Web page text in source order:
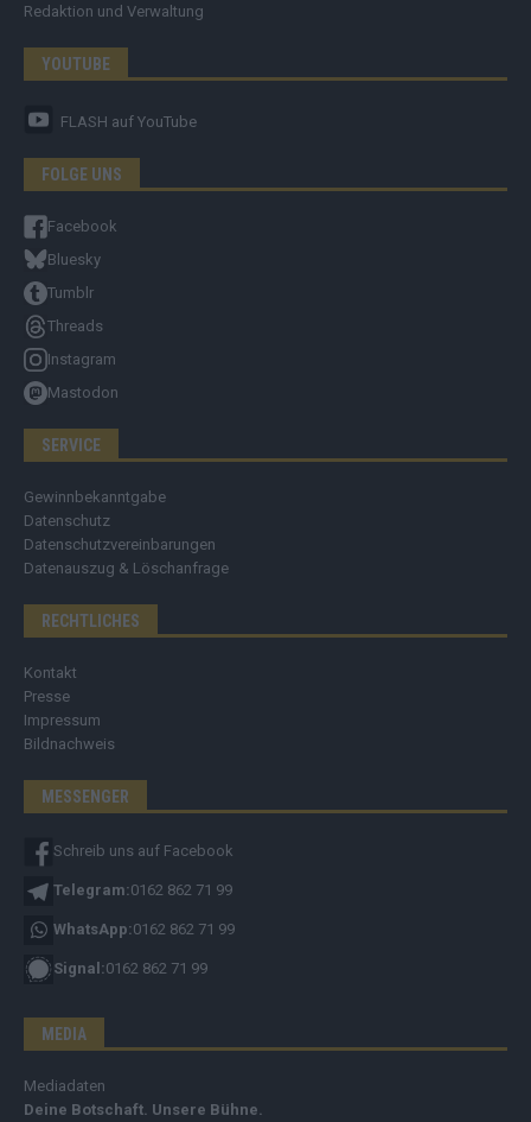
Redaktion und Verwaltung
YOUTUBE
FLASH auf YouTube
FOLGE UNS
Facebook
Bluesky
Tumblr
Threads
Instagram
Mastodon
SERVICE
Gewinnbekanntgabe
Datenschutz
Datenschutzvereinbarungen
Datenauszug & Löschanfrage
RECHTLICHES
Kontakt
Presse
Impressum
Bildnachweis
MESSENGER
Schreib uns auf Facebook
Telegram:0162 862 71 99
WhatsApp:0162 862 71 99
Signal:0162 862 71 99
MEDIA
Mediadaten
Deine Botschaft. Unsere Bühne.